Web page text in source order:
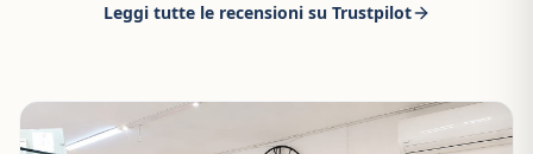
Leggi tutte le recensioni su Trustpilot